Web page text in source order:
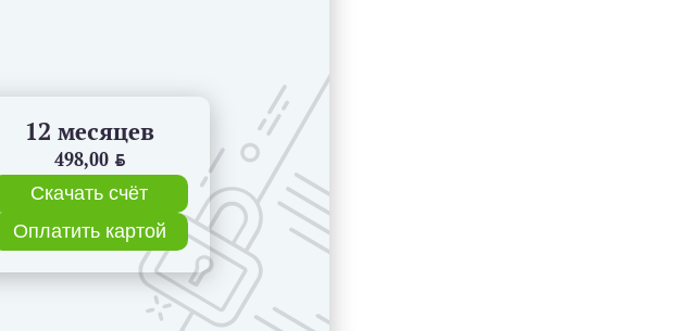
12 месяцев
498,00 BYN
Скачать счёт
Оплатить картой